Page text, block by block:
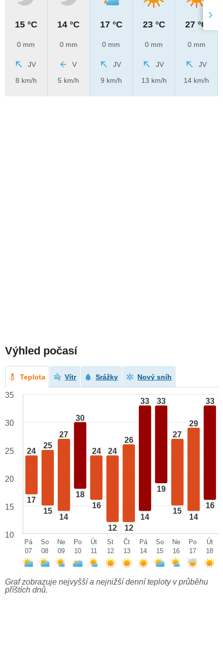
15 °C
0 mm
JV
8 km/h
14 °C
0 mm
V
5 km/h
17 °C
0 mm
JV
9 km/h
23 °C
0 mm
JV
13 km/h
27 °C
0 mm
JV
14 km/h
Výhled počasí
Teplota Vítr Srážky Nový sníh
24
17
25
15
27
14
30
18
24
16
24
12
26
12
33
14
33
19
27
15
29
14
33
16
35
30
25
20
15
10
Pá
07
So
08
Ne
09
Po
10
Út
11
St
12
Čt
13
Pá
14
So
15
Ne
16
Po
17
Út
18
Graf zobrazuje nejvyšší a nejnižší denní teploty v průběhu
příštích dnů.